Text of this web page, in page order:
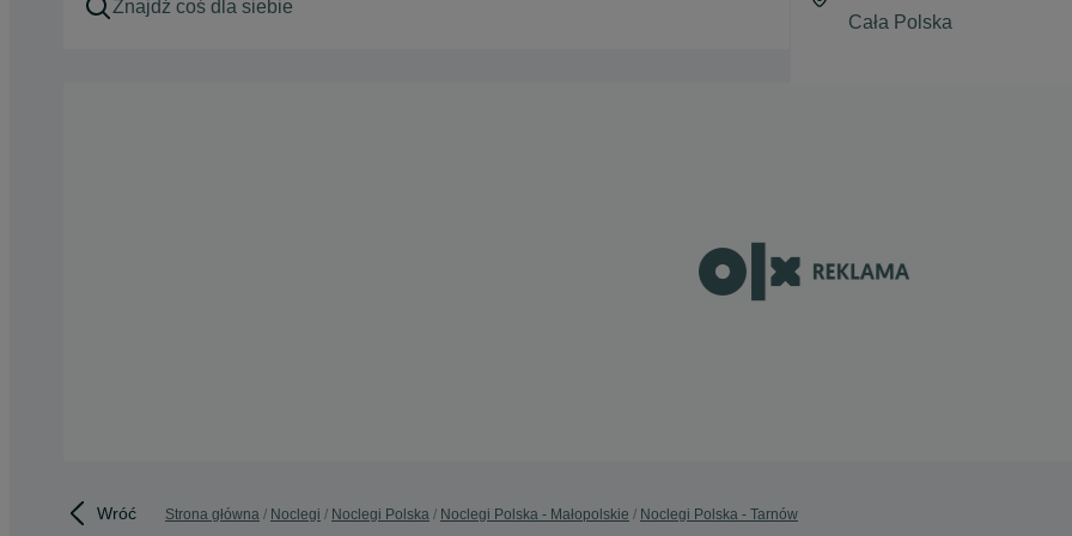
Wróć Strona główna Noclegi Noclegi Polska Noclegi Polska - Małopolskie Noclegi Polska - Tarnów